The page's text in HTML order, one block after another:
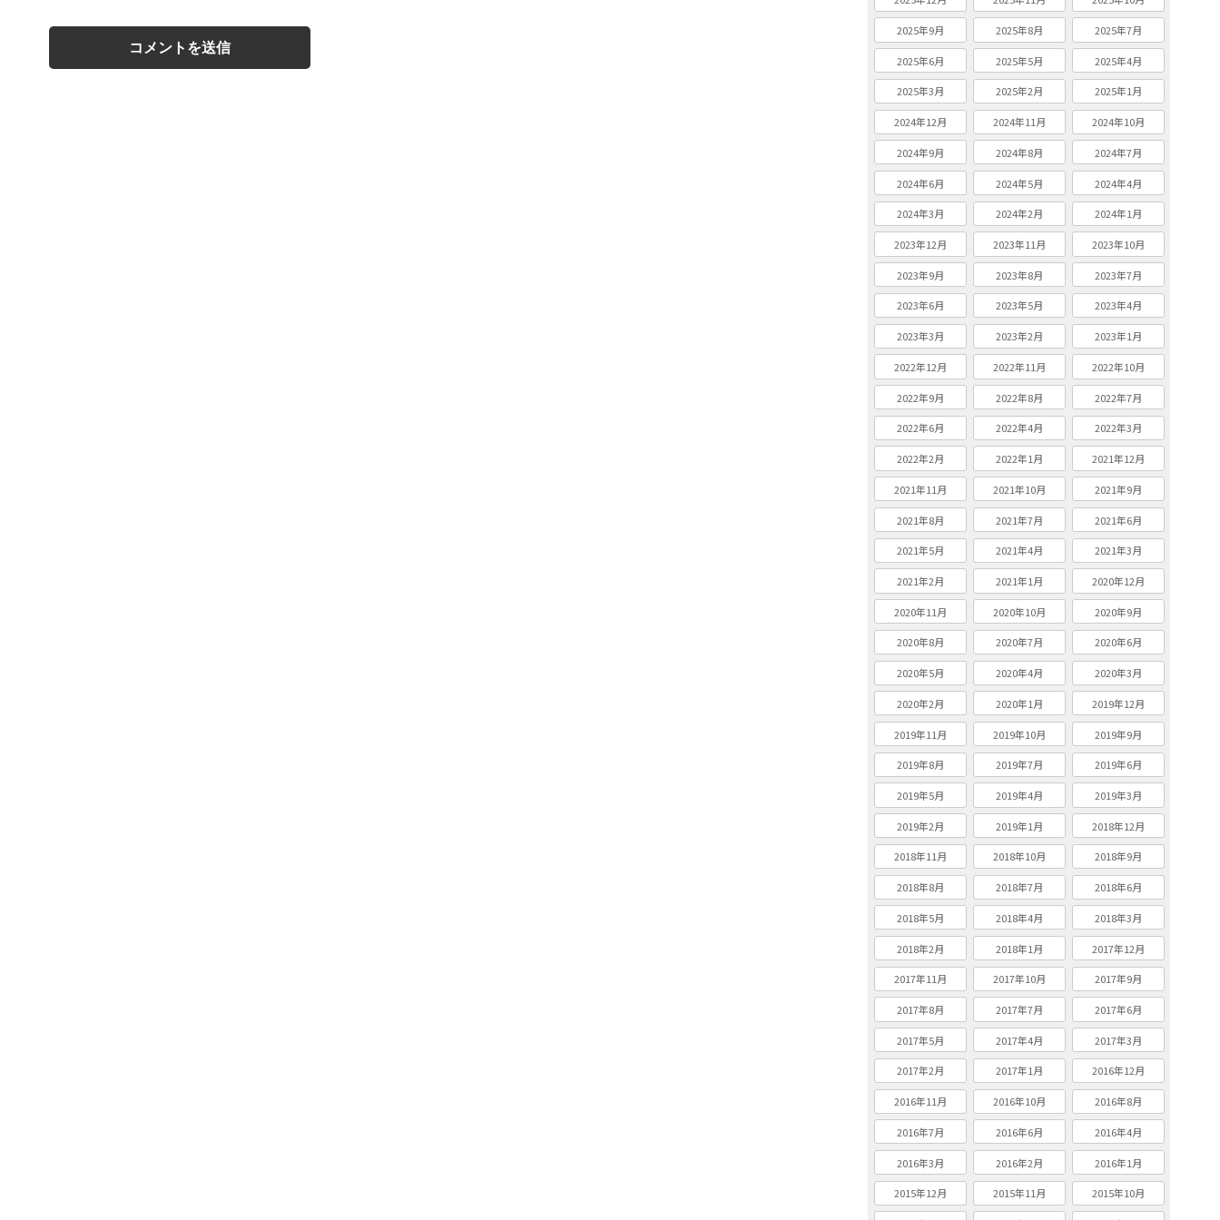
2025年9月 2025年8月 2025年7月
2025年6月 2025年5月 2025年4月
2025年3月 2025年2月 2025年1月
2024年12月 2024年11月 2024年10月
2024年9月 2024年8月 2024年7月
2024年6月 2024年5月 2024年4月
2024年3月 2024年2月 2024年1月
2023年12月 2023年11月 2023年10月
2023年9月 2023年8月 2023年7月
2023年6月 2023年5月 2023年4月
2023年3月 2023年2月 2023年1月
2022年12月 2022年11月 2022年10月
2022年9月 2022年8月 2022年7月
2022年6月 2022年4月 2022年3月
2022年2月 2022年1月 2021年12月
2021年11月 2021年10月 2021年9月
2021年8月 2021年7月 2021年6月
2021年5月 2021年4月 2021年3月
2021年2月 2021年1月 2020年12月
2020年11月 2020年10月 2020年9月
2020年8月 2020年7月 2020年6月
2020年5月 2020年4月 2020年3月
2020年2月 2020年1月 2019年12月
2019年11月 2019年10月 2019年9月
2019年8月 2019年7月 2019年6月
2019年5月 2019年4月 2019年3月
2019年2月 2019年1月 2018年12月
2018年11月 2018年10月 2018年9月
2018年8月 2018年7月 2018年6月
2018年5月 2018年4月 2018年3月
2018年2月 2018年1月 2017年12月
2017年11月 2017年10月 2017年9月
2017年8月 2017年7月 2017年6月
2017年5月 2017年4月 2017年3月
2017年2月 2017年1月 2016年12月
2016年11月 2016年10月 2016年8月
2016年7月 2016年6月 2016年4月
2016年3月 2016年2月 2016年1月
2015年12月 2015年11月 2015年10月